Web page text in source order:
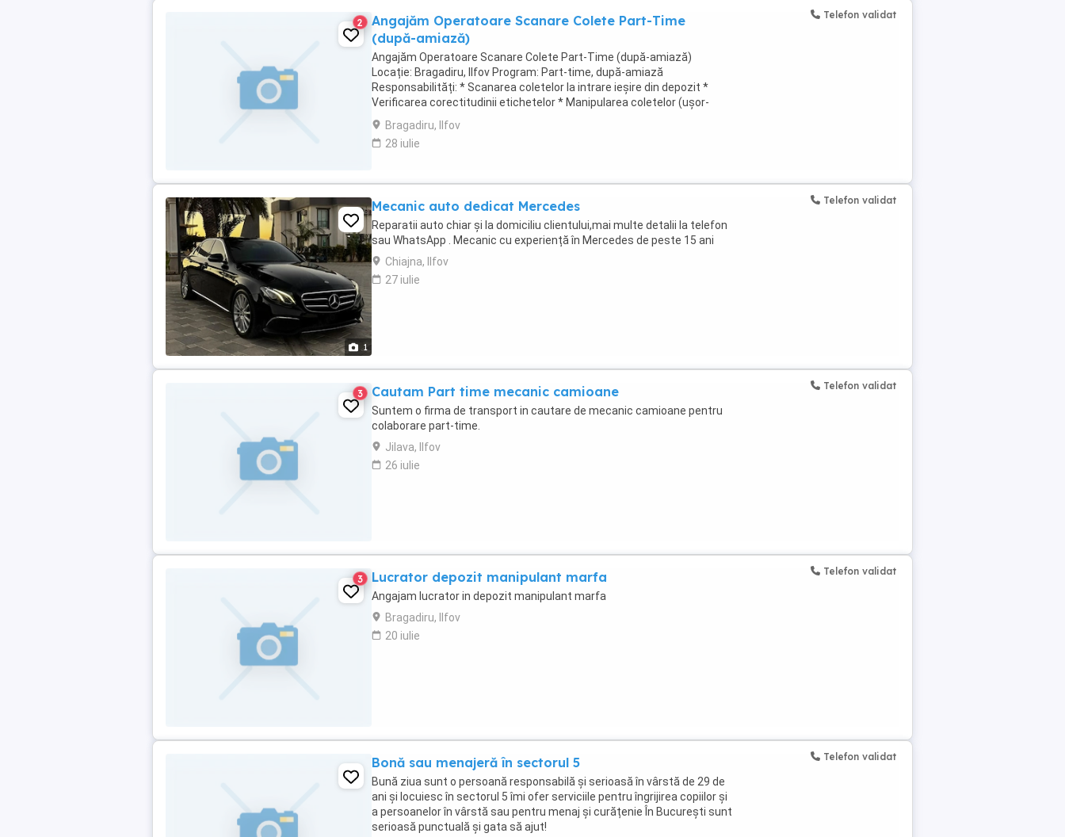
2
Angajăm Operatoare Scanare Colete Part-Time
(după-amiază)
Angajăm Operatoare Scanare Colete Part-Time (după-amiază)
Locație: Bragadiru, Ilfov Program: Part-time, după-amiază
Responsabilități: * Scanarea coletelor la intrare ieșire din depozit *
Verificarea corectitudinii etichetelor * Manipularea coletelor (ușor-
mediu) * Menținerea ordinii la locul de ...
Bragadiru, Ilfov
28 iulie
Telefon validat
1
Mecanic auto dedicat Mercedes
Reparatii auto chiar și la domiciliu clientului,mai multe detalii la telefon
sau WhatsApp . Mecanic cu experiență în Mercedes de peste 15 ani
Chiajna, Ilfov
27 iulie
Telefon validat
3 Cautam Part time mecanic camioane
Suntem o firma de transport in cautare de mecanic camioane pentru
colaborare part-time.
Jilava, Ilfov
26 iulie
Telefon validat
3 Lucrator depozit manipulant marfa
Angajam lucrator in depozit manipulant marfa
Bragadiru, Ilfov
20 iulie
Telefon validat
Bonă sau menajeră în sectorul 5
Bună ziua sunt o persoană responsabilă și serioasă în vârstă de 29 de
ani și locuiesc în sectorul 5 îmi ofer serviciile pentru îngrijirea copiilor și
a persoanelor în vârstă sau pentru menaj și curățenie În București sunt
serioasă punctuală și gata să ajut!
Telefon validat